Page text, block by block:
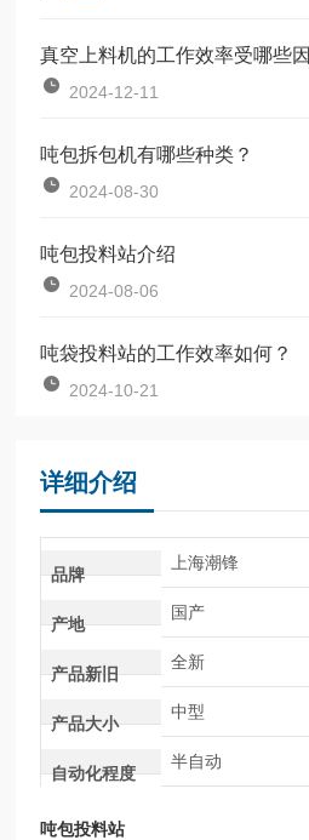
真空上料机的工作效率受哪些
2024-12-11
吨包拆包机有哪些种类？
2024-08-30
吨包投料站介绍
2024-08-06
吨袋投料站的工作效率如何？
2024-10-21
详细介绍
品牌
上海潮锋
产地
国产
产品新旧
全新
产品大小
中型
自动化程度
半自动
吨包投料站